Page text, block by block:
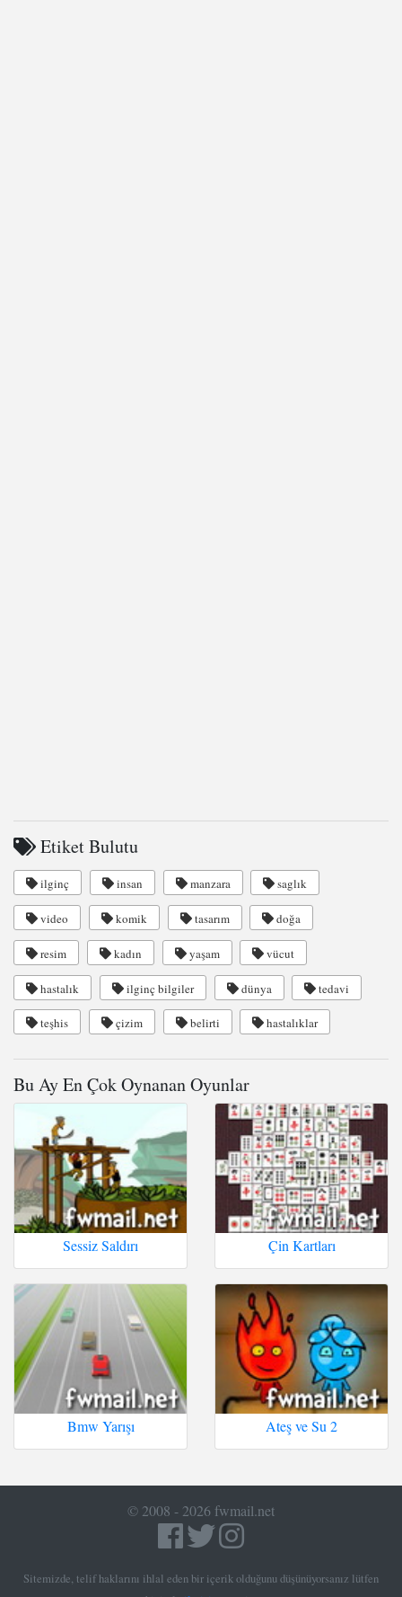
Etiket Bulutu
ilginç insan manzara saglık
video komik tasarım doğa
resim kadın yaşam vücut
hastalık ilginç bilgiler dünya tedavi
teşhis çizim belirti hastalıklar
Bu Ay En Çok Oynanan Oyunlar
Sessiz Saldırı Çin Kartları
Bmw Yarışı Ateş ve Su 2
© 2008 - 2026 fwmail.net
Sitemizde, telif haklarını ihlal eden bir içerik olduğunu düşünüyorsanız lütfen